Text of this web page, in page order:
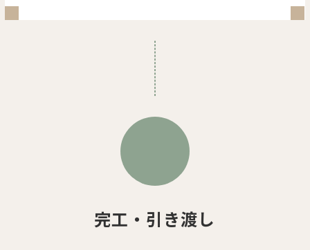
完工・引き渡し